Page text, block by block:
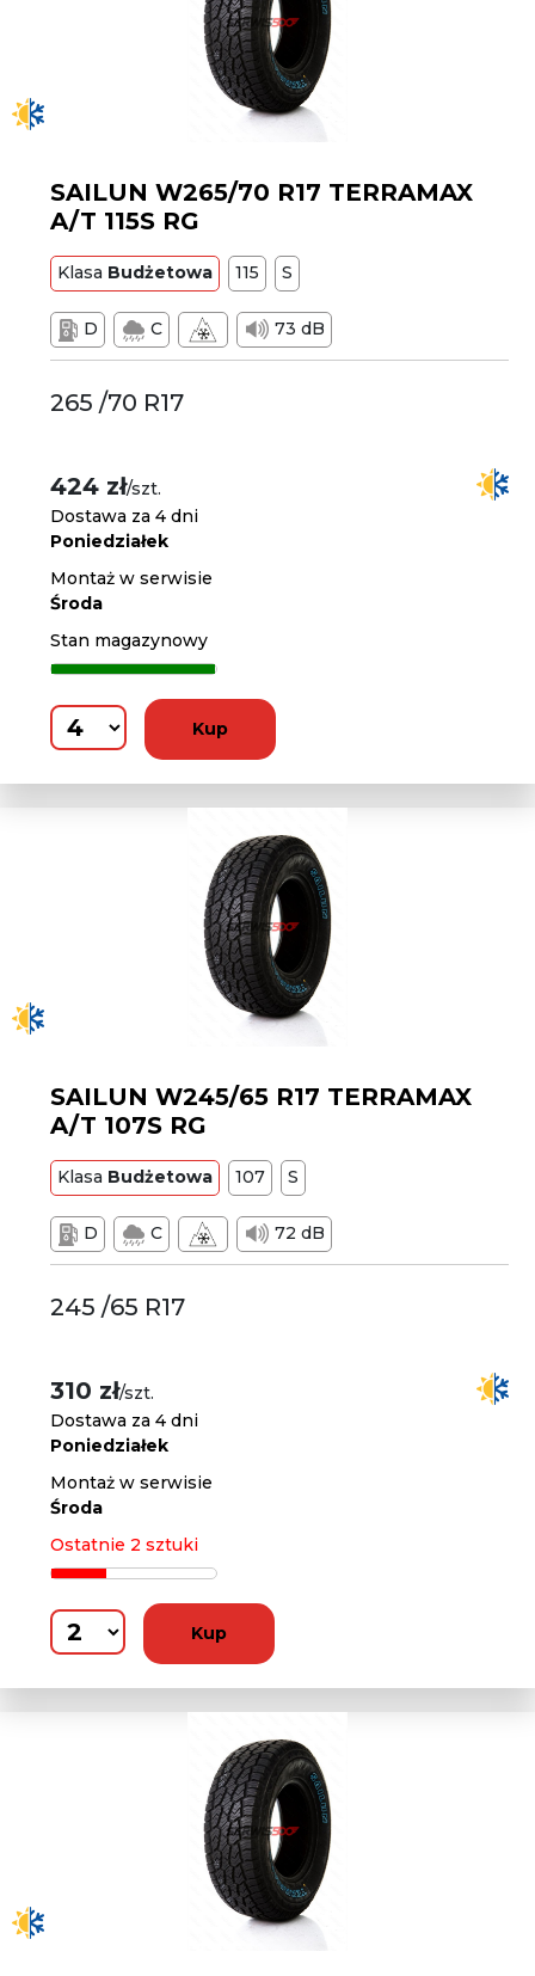
SAILUN W265/70 R17 TERRAMAX
A/T 115S RG
Klasa Budżetowa 115 S
D C 73 dB
265 /70 R17
424 zł/szt.
Dostawa za 4 dni
Poniedziałek
Montaż w serwisie
Środa
Stan magazynowy
Kup
SAILUN W245/65 R17 TERRAMAX
A/T 107S RG
Klasa Budżetowa 107 S
D C 72 dB
245 /65 R17
310 zł/szt.
Dostawa za 4 dni
Poniedziałek
Montaż w serwisie
Środa
Ostatnie 2 sztuki
Kup